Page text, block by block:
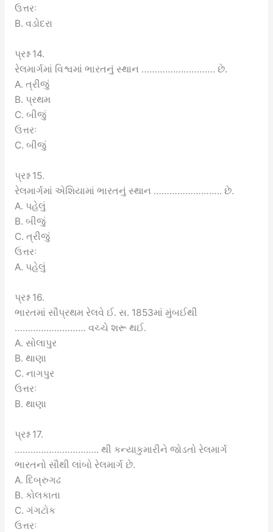
ઉત્તરઃ
B. વડોદરા
પ્રશ્ન 14.
રેલમાર્ગમાં વિશ્વમાં ભારતનું સ્થાન ………………………. છે.
A. ત્રીજું
B. પ્રથમ
C. બીજું
ઉત્તરઃ
C. બીજું
પ્રશ્ન 15.
રેલમાર્ગમાં એશિયામાં ભારતનું સ્થાન …………………….. છે.
A. પહેલું
B. બીજું
C. ત્રીજું
ઉત્તરઃ
A. પહેલું
પ્રશ્ન 16.
ભારતમાં સૌપ્રથમ રેલવે ઈ. સ. 1853માં મુંબઈથી
……………………… વચ્ચે શરૂ થઈ.
A. સોલાપુર
B. થાણા
C. નાગપુર
ઉત્તરઃ
B. થાણા
પ્રશ્ન 17.
………………………….. થી કન્યાકુમારીને જોડતો રેલમાર્ગ
ભારતનો સૌથી લાંબો રેલમાર્ગ છે.
A. દિબ્રુગઢ
B. કોલકાતા
C. ગંગટોક
ઉત્તરઃ